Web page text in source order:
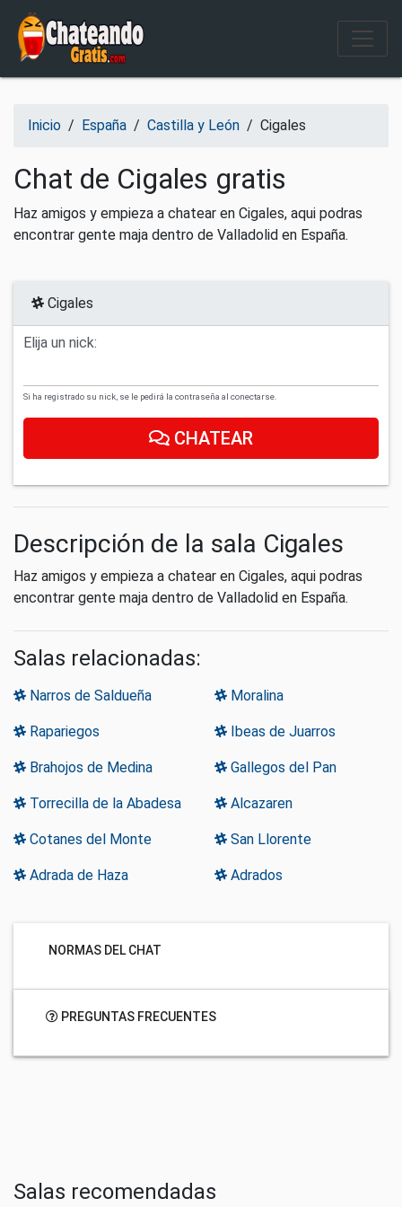
Salir del contenido
Inicio / España / Castilla y León / Cigales
Chat de Cigales gratis
Haz amigos y empieza a chatear en Cigales, aqui podras
encontrar gente maja dentro de Valladolid en España.
Cigales
Elija un nick:
Si ha registrado su nick, se le pedirá la contraseña al conectarse.
CHATEAR
Descripción de la sala Cigales
Haz amigos y empieza a chatear en Cigales, aqui podras
encontrar gente maja dentro de Valladolid en España.
Salas relacionadas:
Narros de Saldueña Moralina
Rapariegos Ibeas de Juarros
Brahojos de Medina Gallegos del Pan
Torrecilla de la Abadesa Alcazaren
Cotanes del Monte San Llorente
Adrada de Haza Adrados
NORMAS DEL CHAT
PREGUNTAS FRECUENTES
Salas recomendadas